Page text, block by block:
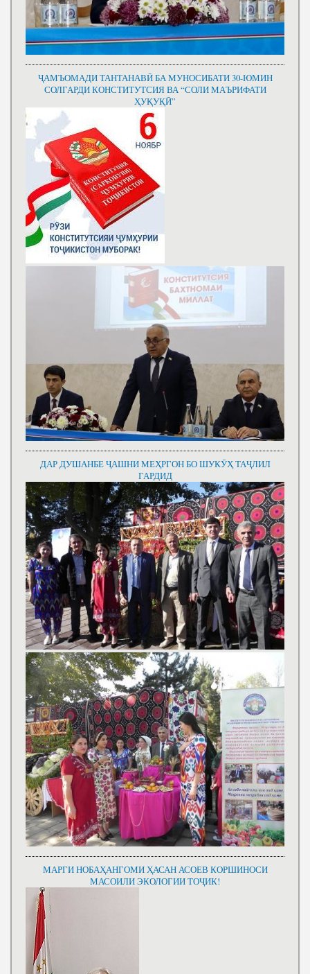
ҶАМЪОМАДИ ТАНТАНАВӢ БА МУНОСИБАТИ 30-ЮМИН
СОЛГАРДИ КОНСТИТУТСИЯ ВА “СОЛИ МАЪРИФАТИ
ҲУҚУҚӢ”
ДАР ДУШАНБЕ ҶАШНИ МЕҲРГОН БО ШУКӮҲ ТАҶЛИЛ
ГАРДИД
МАРГИ НОБАҲАНГОМИ ҲАСАН АСОЕВ КОРШИНОСИ
МАСОИЛИ ЭКОЛОГИИ ТОҶИК!